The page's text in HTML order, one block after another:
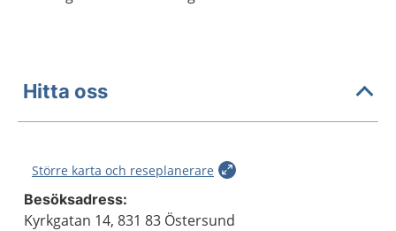
Hitta oss
Större karta och reseplanerare
Besöksadress:
Kyrkgatan 14, 831 83 Östersund